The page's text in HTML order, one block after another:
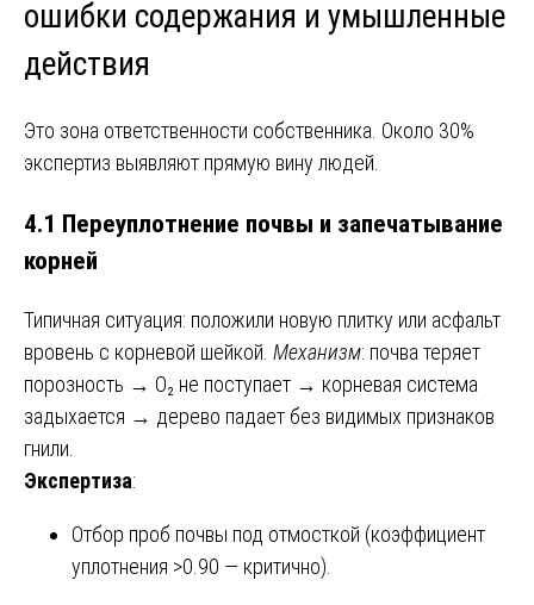
ошибки содержания и умышленные
действия
Это зона ответственности собственника. Около 30%
экспертиз выявляют прямую вину людей.
4.1 Переуплотнение почвы и запечатывание
корней
Типичная ситуация: положили новую плитку или асфальт
вровень с корневой шейкой. Механизм: почва теряет
порозность → О₂ не поступает → корневая система
задыхается → дерево падает без видимых признаков
гнили.
Экспертиза:
Отбор проб почвы под отмосткой (коэффициент
уплотнения >0.90 — критично).